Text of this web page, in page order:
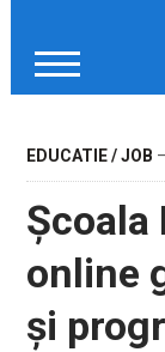
EDUCATIE / JOB
Școala
online
și